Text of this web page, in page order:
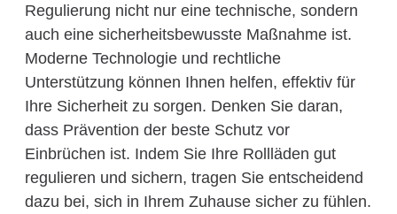
Regulierung nicht nur eine technische, sondern
auch eine sicherheitsbewusste Maßnahme ist.
Moderne Technologie und rechtliche
Unterstützung können Ihnen helfen, effektiv für
Ihre Sicherheit zu sorgen. Denken Sie daran,
dass Prävention der beste Schutz vor
Einbrüchen ist. Indem Sie Ihre Rollläden gut
regulieren und sichern, tragen Sie entscheidend
dazu bei, sich in Ihrem Zuhause sicher zu fühlen.